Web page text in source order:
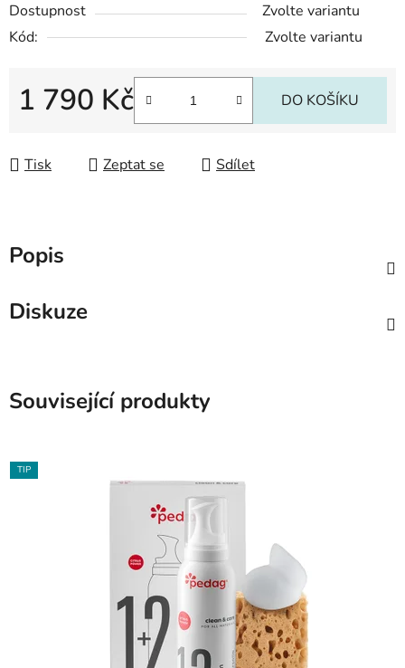
Dostupnost
Zvolte variantu
Kód:
Zvolte variantu
1 790 Kč DO KOŠÍKU
Tisk Zeptat se Sdílet
Popis
Diskuze
Související produkty
TIP